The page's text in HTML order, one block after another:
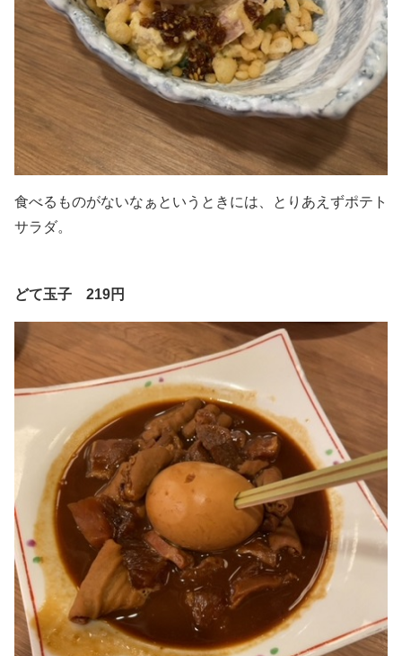
食べるものがないなぁというときには、とりあえずポテト
サラダ。
どて玉子 219円